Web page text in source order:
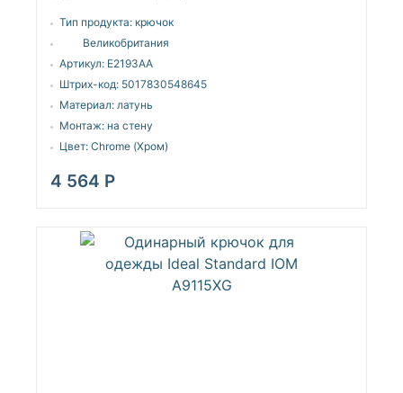
Тип продукта: крючок
Великобритания
Артикул: E2193AA
Штрих-код: 5017830548645
Материал: латунь
Монтаж: на стену
Цвет: Chrome (Хром)
4 564 Р